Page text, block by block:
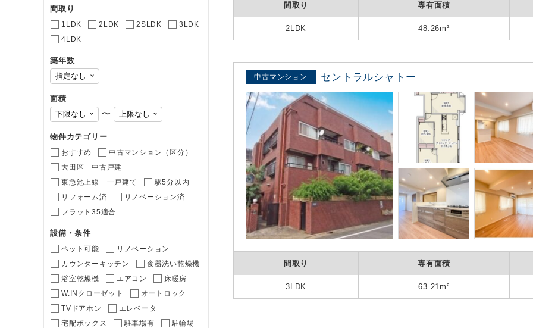
間取り 専有面積
2LDK 48.26m²
中古マンション セントラルシャトー
間取り 専有面積
3LDK 63.21m²
間取り
1LDK 2LDK 2SLDK
3LDK
4LDK
築年数
面積
〜
物件カテゴリー
おすすめ
中古マンション（区分）
大田区 中古戸建
東急池上線 一戸建て
駅5分以内
リフォーム済
リノベーション済
フラット35適合
設備・条件
ペット可能
リノベーション
カウンターキッチン
食器洗い乾燥機
浴室乾燥機
エアコン
床暖房
W.INクローゼット
オートロック
TVドアホン
エレベータ
宅配ボックス
駐車場有 駐輪場